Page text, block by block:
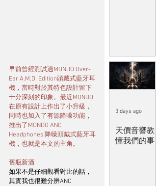
早前曾經測試過MONDO Over-
Ear A.M.D. Edition頭戴式藍牙耳
機，當時對於其特色設計留下
十分深刻的印象。最近MONDO
在原有設計上作出了小升級，
同時也加入了有源降噪功能，
推出了MONDO ANC
Headphones 降噪頭戴式藍牙耳
機，也就是本文的主角。
舊瓶新酒
如果不是仔細觀看對比的話，
其實我也很難分辨ANC
天價音響教
懂我們的事
3 days ago